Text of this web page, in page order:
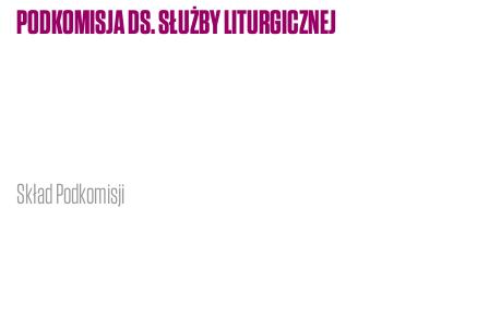
PODKOMISJA DS. SŁUŻBY LITURGICZNEJ
Skład Podkomisji